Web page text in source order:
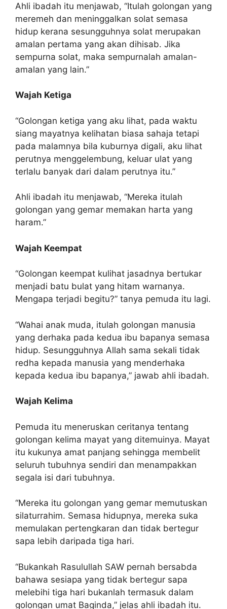
Ahli ibadah itu menjawab, “Itulah golongan yang
meremeh dan meninggalkan solat semasa
hidup kerana sesungguhnya solat merupakan
amalan pertama yang akan dihisab. Jika
sempurna solat, maka sempurnalah amalan-
amalan yang lain.”
Wajah Ketiga
“Golongan ketiga yang aku lihat, pada waktu
siang mayatnya kelihatan biasa sahaja tetapi
pada malamnya bila kuburnya digali, aku lihat
perutnya menggelembung, keluar ulat yang
terlalu banyak dari dalam perutnya itu.”
Ahli ibadah itu menjawab, “Mereka itulah
golongan yang gemar memakan harta yang
haram.”
Wajah Keempat
“Golongan keempat kulihat jasadnya bertukar
menjadi batu bulat yang hitam warnanya.
Mengapa terjadi begitu?” tanya pemuda itu lagi.
“Wahai anak muda, itulah golongan manusia
yang derhaka pada kedua ibu bapanya semasa
hidup. Sesungguhnya Allah sama sekali tidak
redha kepada manusia yang menderhaka
kepada kedua ibu bapanya,” jawab ahli ibadah.
Wajah Kelima
Pemuda itu meneruskan ceritanya tentang
golongan kelima mayat yang ditemuinya. Mayat
itu kukunya amat panjang sehingga membelit
seluruh tubuhnya sendiri dan menampakkan
segala isi dari tubuhnya.
“Mereka itu golongan yang gemar memutuskan
silaturrahim. Semasa hidupnya, mereka suka
memulakan pertengkaran dan tidak bertegur
sapa lebih daripada tiga hari.
“Bukankah Rasulullah SAW pernah bersabda
bahawa sesiapa yang tidak bertegur sapa
melebihi tiga hari bukanlah termasuk dalam
golongan umat Baginda,” jelas ahli ibadah itu.